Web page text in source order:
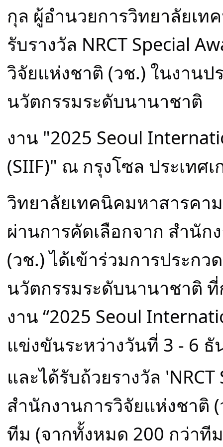
กุล ผู้อำนวยการวิทยาลัยเ
รับรางวัล NRCT Special
วิจัยแห่งชาติ (วช.) ในงานป
นวัตกรรมระดับนานาชาติ
งาน "2025 Seoul
(SIIF)" ณ กรุงโซล ประเทศ
วิทยาลัยเทคนิคมหาสารคา
ผ่านการคัดเลือกจาก สำนัก
(วช.) ได้เข้าร่วมการประกว
นวัตกรรมระดับนานาชาติ ที่
งาน “2025 Seoul
แข่งขันระหว่างวันที่ 3 - 6
และได้รับถ้วยรางวัล
สำนักงานการวิจัยแห่งชาติ
ทีม (จากทั้งหมด 200 กว่าที